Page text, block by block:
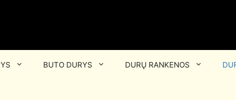
BUTO DURYS DURŲ RANKENOS